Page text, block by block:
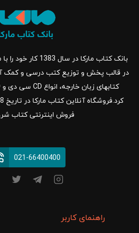
بانک کتاب مارکا در
در قالب پخش و توزیع کتب درسی و کمک
فروش اینترنتی کتاب
021-66400400
راهنمای کاربر